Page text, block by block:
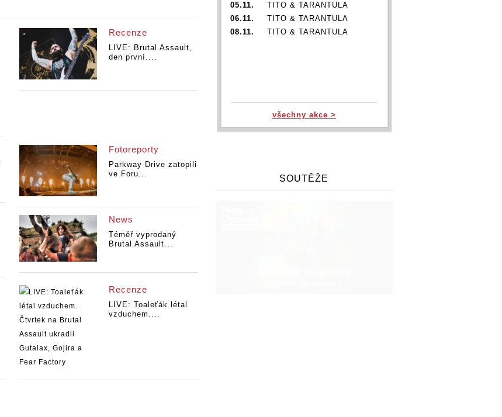
Recenze
LIVE: Brutal Assault,
den první....
Fotoreporty
Parkway Drive zatopili
ve Foru...
News
Téměř vyprodaný
Brutal Assault...
Recenze
LIVE: Toaleťák létal
vzduchem....
05.11.
TITO & TARANTULA
06.11.
TITO & TARANTULA
08.11.
TITO & TARANTULA
všechny akce >
SOUTĚŽE